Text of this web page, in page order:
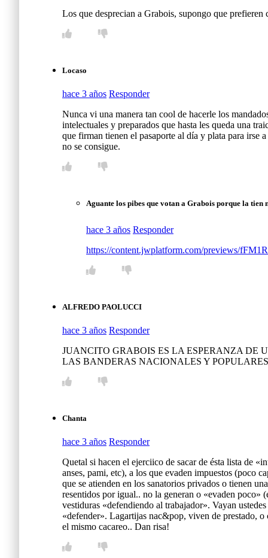
Los que desprecian a Grabois, supongo que
Locaso
hace 3 años Responder
Nunca vi una manera tan cool de hacerle los
intelectuales y preparados que hasta les queda una
que firman tienen el pasaporte al día y plata para irse
no se consigue.
Aguante los pibes que votan a Grabois porque la tien
hace 3 años Responder
https://content.jwplatform.com/previews/
ALFREDO PAOLUCCI
hace 3 años Responder
JUANCITO GRABOIS ES LA ESPERANZA DE
LAS BANDERAS NACIONALES Y
Chanta
hace 3 años Responder
Quetal si hacen el ejerciico de sacar de ésta lista de
anses, pami, etc), a los que evaden impuestos
que se atienden en los sanatorios privados o tienen
resentidos por igual.. no la generan o «evaden poco»
vestiduras «defendiendo al trabajador». Vayan
«defender». Lagartijas nac&pop, viven de
el mismo cacareo.. Dan risa!